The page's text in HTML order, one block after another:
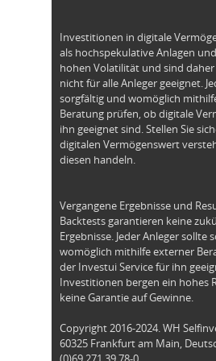
Investitionen in digitale
als hochspekulative Anlagen
hohen Volatilität und sind
nicht für alle Anleger geeignet.
sorgfältig und womöglich
Beratung prüfen, ob digitale
ihn geeignet sind. Stellen Sie
digitalen Vermögenswert
diesen handeln.
Vergangene Ergebnisse und
Backtests garantieren keine
Ergebnisse. Jeder Anleger sollte
womöglich mithilfe externer
der Investui Service für ihn
Investitionen bergen ein hohes
keine Garantie auf Gewinne.
Copyright 2016-2024. WH
60325 Frankfurt am Main,